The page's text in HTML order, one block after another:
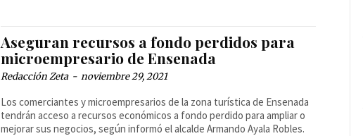
Aseguran recursos a fondo perdidos para
microempresario de Ensenada
Redacción Zeta - noviembre 29, 2021
Los comerciantes y microempresarios de la zona turística de Ensenada
tendrán acceso a recursos económicos a fondo perdido para ampliar o
mejorar sus negocios, según informó el alcalde Armando Ayala Robles.